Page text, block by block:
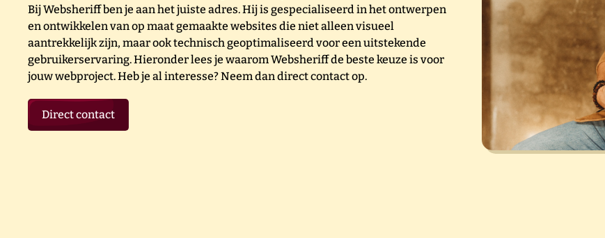
Bij Websheriff ben je aan het juiste adres. Hij is gespecialiseerd in het ontwerpen
en ontwikkelen van op maat gemaakte websites die niet alleen visueel
aantrekkelijk zijn, maar ook technisch geoptimaliseerd voor een uitstekende
gebruikerservaring. Hieronder lees je waarom Websheriff de beste keuze is voor
jouw webproject. Heb je al interesse? Neem dan direct contact op.
Direct contact